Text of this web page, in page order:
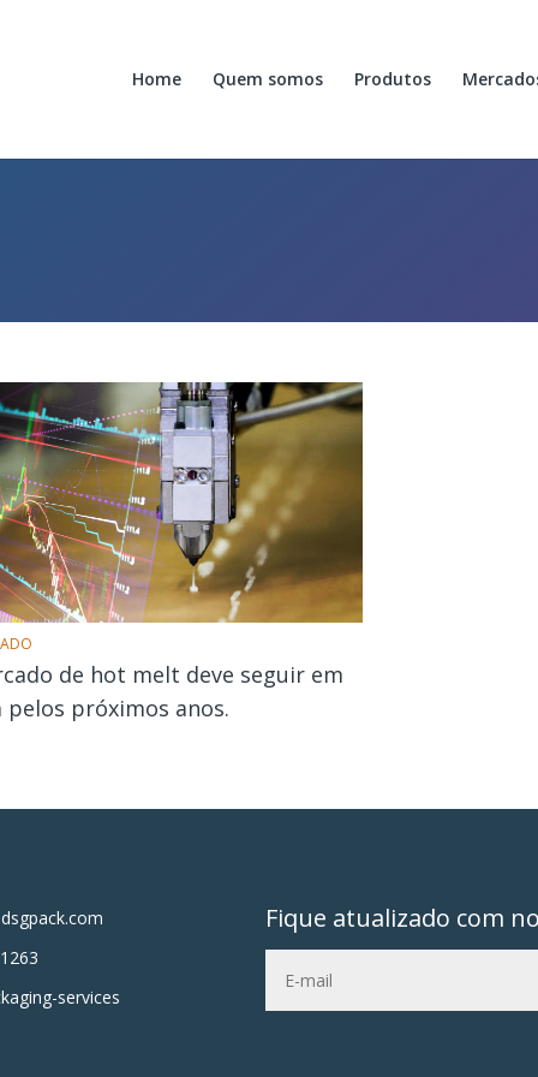
Home Quem somos Produtos
de hot melt deve seguir em
pelos próximos anos.
services
Fique atualizado com